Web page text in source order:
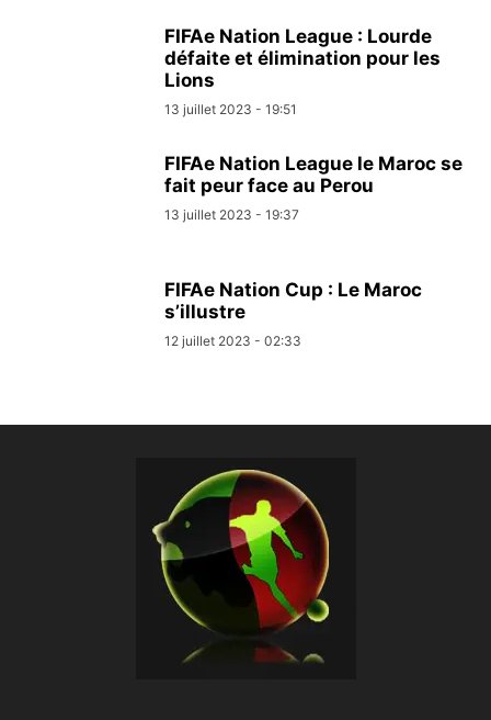
FIFAe Nation League : Lourde
défaite et élimination pour les
Lions
13 juillet 2023 - 19:51
FIFAe Nation League le Maroc se
fait peur face au Perou
13 juillet 2023 - 19:37
FIFAe Nation Cup : Le Maroc
s’illustre
12 juillet 2023 - 02:33